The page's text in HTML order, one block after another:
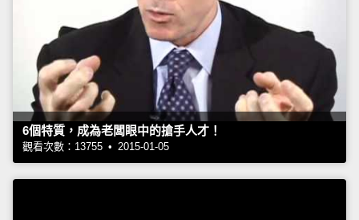
6個特質，成為老闆眼中的搶手人才！
觀看次數：13755 • 2015-01-05